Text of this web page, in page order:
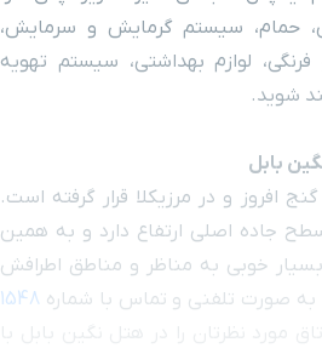
حمام، سیستم گرمایش و سرمایش،
لوازم بهداشتی، سیستم تهویه
شوید.
بابل
کیلومتر 17 جاده گنج افروز و در مرزیکلا قرار گرفته است.
150 متر از سطح جاده اصلی ارتفاع دارد و به همین
360 درجه و بسیار خوبی به مناظر و مناطق اطرافش
به صورت تلفنی و تماس با شماره 1548
مورد نظرتان را در هتل نگین بابل با